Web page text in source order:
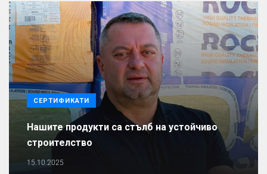
СЕРТИФИКАТИ
Нашите продукти са стълб на устойчиво
строителство
15.10.2025